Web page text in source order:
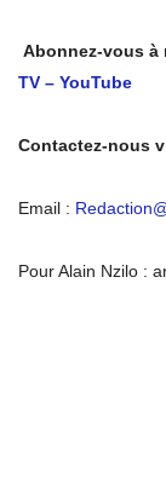
Abonnez-vous à
TV – YouTube
Contactez-nous
Email :
Pour Alain Nzilo :